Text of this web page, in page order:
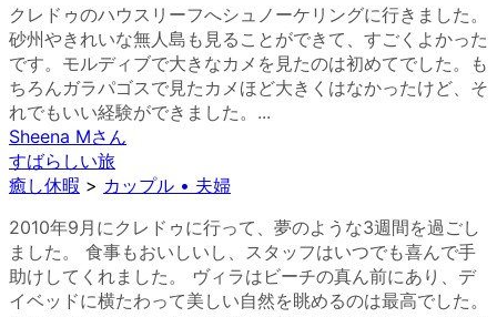
クレドゥのハウスリーフへシュノーケリングに行きました。
砂州やきれいな無人島も見ることができて、すごくよかった
です。モルディブで大きなカメを見たのは初めてでした。も
ちろんガラパゴスで見たカメほど大きくはなかったけど、そ
れでもいい経験ができました。...
Sheena Mさん
すばらしい旅
癒し休暇 > カップル • 夫婦
2010年9月にクレドゥに行って、夢のような3週間を過ごし
ました。 食事もおいしいし、スタッフはいつでも喜んで手
助けしてくれました。 ヴィラはビーチの真ん前にあり、デ
イベッドに横たわって美しい自然を眺めるのは最高でした。